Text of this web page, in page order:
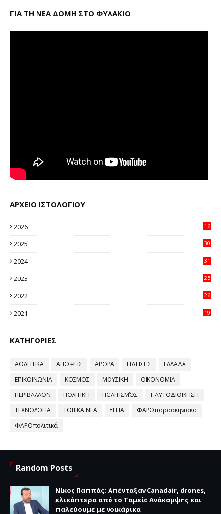
ΓΙΑ ΤΗ ΝΕΑ ΔΟΜΗ ΣΤΟ ΦΥΛΑΚΙΟ
ΑΡΧΕΙΟ ΙΣΤΟΛΟΓΙΟΥ
2026
16
2025
30
2024
31
2023
25
2022
26
2021
19
ΚΑΤΗΓΟΡΙΕΣ
ΑΘΛΗΤΙΚΑ ΑΠΟΨΕΙΣ ΑΡΘΡΑ ΕΙΔΗΣΕΙΣ
ΕΛΛΑΔΑ
ΕΠΙΚΟΙΝΩΝΙΑ
ΚΟΣΜΟΣ ΜΟΥΣΙΚΗ
ΟΙΚΟΝΟΜΙΑ
ΠΕΡΙΒΑΛΛΟΝ
ΠΟΛΙΤΙΚΗ ΠΟΛΙΤΙΣΜΌΣ
Τ.ΑΥΤΟΔΙΟΙΚΗΣΗ
ΤΕΧΝΟΛΟΓΙΑ
ΤΟΠΙΚΑ ΝΕΑ ΥΓΕΙΑ
ΦΑΡΟπαρασκηνιακά
ΦΑΡΟπολιτικά
Random Posts
Νίκος Παππάς: Απένταξαν Canadair, drones,
ελικόπτερα από το Ταμείο Ανάκαμψης και
παλεύουμε με νοικάρικα